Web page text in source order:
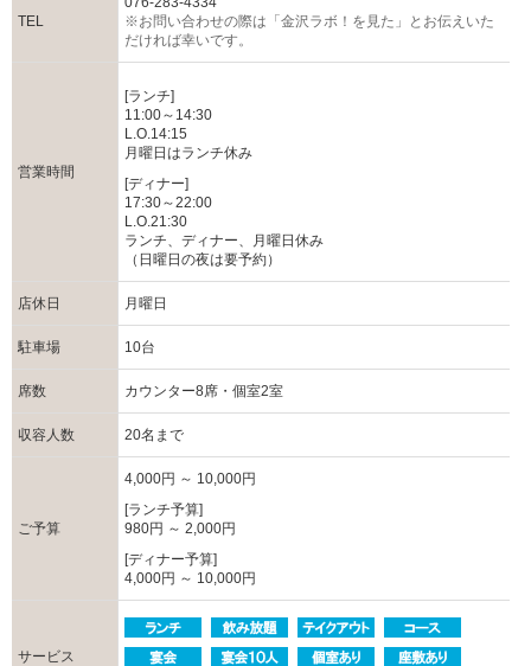
TEL
※お問い合わせの際は「金沢ラボ！を見た」とお伝えいた
だければ幸いです。
営業時間
[ランチ]
11:00～14:30
L.O.14:15
月曜日はランチ休み
[ディナー]
17:30～22:00
L.O.21:30
ランチ、ディナー、月曜日休み
（日曜日の夜は要予約）
店休日 月曜日
駐車場 10台
席数 カウンター8席・個室2室
収容人数 20名まで
ご予算
4,000円 ～ 10,000円
[ランチ予算]
980円 ～ 2,000円
[ディナー予算]
4,000円 ～ 10,000円
サービス